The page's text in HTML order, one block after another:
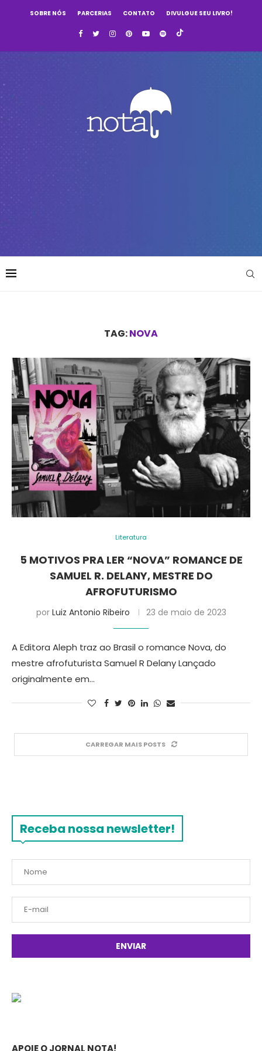
SOBRE NÓS PARCERIAS CONTATO DIVULGUE SEU LIVRO!
TAG:NOVA
Literatura
5 MOTIVOS PRA LER “NOVA” ROMANCE DE
SAMUEL R. DELANY, MESTRE DO
AFROFUTURISMO
por Luiz Antonio Ribeiro 23 de maio de 2023
A Editora Aleph traz ao Brasil o romance Nova, do
mestre afrofuturista Samuel R Delany Lançado
originalmente em…
CARREGAR MAIS POSTS
Receba nossa newsletter!
APOIE O JORNAL NOTA!